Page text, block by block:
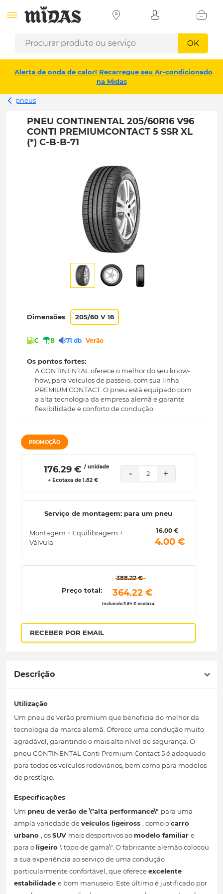
OK
Alerta de onda de calor! Recarregue seu Ar-condicionado
na Midas
pneus
PNEU CONTINENTAL 205/60R16 V96
CONTI PREMIUMCONTACT 5 SSR XL
(*) C-B-B-71
Dimensões 205/60 V 16
C B 71 db Verão
Os pontos fortes:
A CONTINENTAL oferece o melhor do seu know-
how, para veículos de passeio, com sua linha
PREMIUM CONTACT. O pneu está equipado com
a alta tecnologia da empresa alemã e garante
flexibilidade e conforto de condução.
PROMOÇÃO
176.29 € / unidade
+ Ecotaxa de 1.82 €
- 2 +
Serviço de montagem: para um pneu
Montagem + Equilibragem +
Válvula
16.00 €
4.00 €
Preço total:
388.22 €
364.22 €
Incluindo 3.64 € ecotaxa.
RECEBER POR EMAIL
Descrição
Utilização
Um pneu de verão premium que beneficia do melhor da
tecnologia da marca alemã. Oferece uma condução muito
agradável, garantindo o mais alto nível de segurança. O
pneu CONTINENTAL Conti Premium Contact 5 é adequado
para todos os veículos rodoviários, bem como para modelos
de prestígio.
Especificações
Um pneu de verão de \"alta performance\" para uma
ampla variedade deveículos ligeiross , como ocarro
urbano , osSUV mais desportivos ao modelo familiar e
para o ligeiro\"topo de gama\". O fabricante alemão colocou
a sua experiência ao serviço de uma condução
particularmente confortável, que ofereceexcelente
estabilidade e bom manuseio. Este último é justificado por